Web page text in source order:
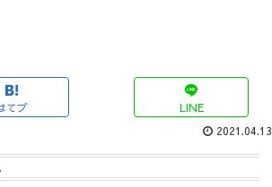
てブ LINE
2021.04.13